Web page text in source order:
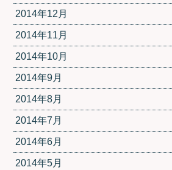
2014年12月
2014年11月
2014年10月
2014年9月
2014年8月
2014年7月
2014年6月
2014年5月